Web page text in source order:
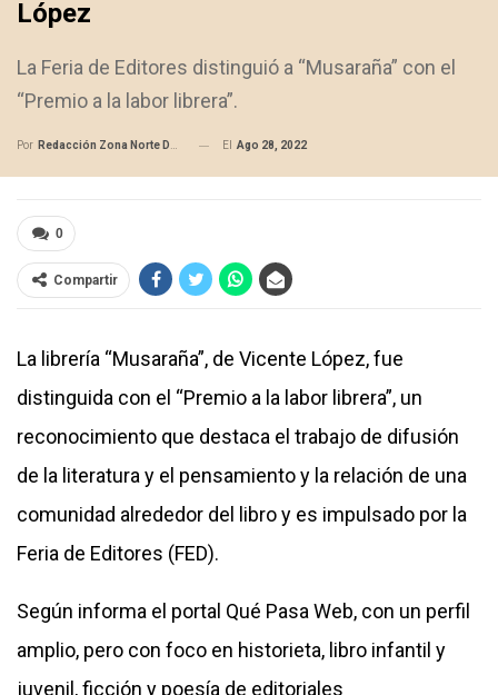
López
La Feria de Editores distinguió a “Musaraña” con el
“Premio a la labor librera”.
Por Redacción Zona Norte Daily El Ago 28, 2022
0
Compartir
La librería “Musaraña”, de Vicente López, fue
distinguida con el “Premio a la labor librera”, un
reconocimiento que destaca el trabajo de difusión
de la literatura y el pensamiento y la relación de una
comunidad alrededor del libro y es impulsado por la
Feria de Editores (FED).
Según informa el portal Qué Pasa Web, con un perfil
amplio, pero con foco en historieta, libro infantil y
juvenil, ficción y poesía de editoriales